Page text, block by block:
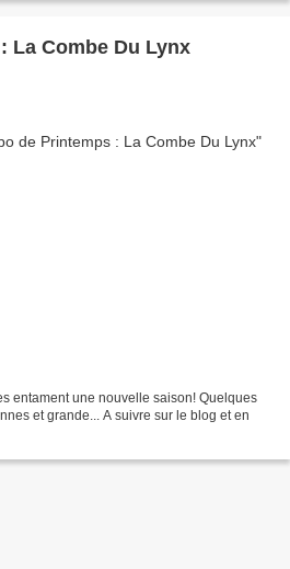
La Combe Du Lynx
entament une nouvelle saison! Quelques
et grande... A suivre sur le blog et en